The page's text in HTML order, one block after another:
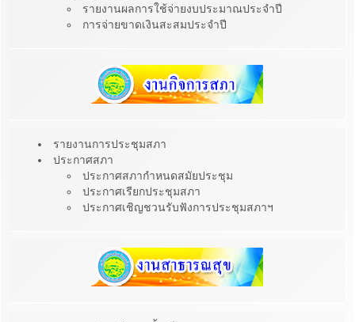
รายงานผลการใช้จ่ายงบประมาณประจำปี
การจ่ายขาดเงินสะสมประจำปี
รายงานการประชุมสภา
ประกาศสภา
ประกาศสภากำหนดสมัยประชุม
ประกาศเรียกประชุมสภา
ประกาศเชิญชวนรับฟังการประชุมสภาฯ